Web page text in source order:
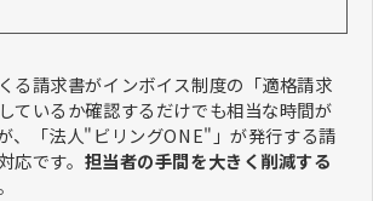
る請求書がインボイス制度の「適格請求
ているか確認するだけでも相当な時間が
、「法人"ビリングONE"」が発行する請
応です。 担当者の手間を大きく削減する